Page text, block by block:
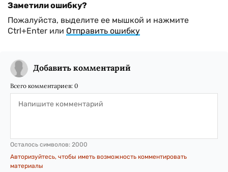
Заметили ошибку?
Пожалуйста, выделите ее мышкой и нажмите
Ctrl+Enter или Отправить ошибку
Добавить комментарий
Всего комментариев: 0
Осталось символов: 2000
Авторизуйтесь, чтобы иметь возможность комментировать
материалы